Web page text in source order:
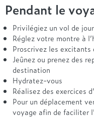
Pendant le
Privilégiez un vol de jour
Réglez votre montre à
Proscrivez les excitants
Jeûnez ou prenez des
destination
Hydratez-vous
Réalisez des exercices
Pour un déplacement
voyage afin de faciliter